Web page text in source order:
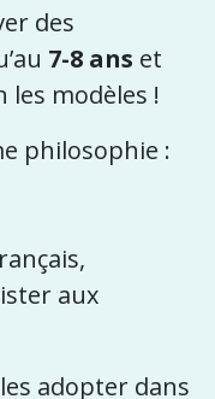
des
7-8 ans et
les modèles !
philosophie :
aux
adopter dans